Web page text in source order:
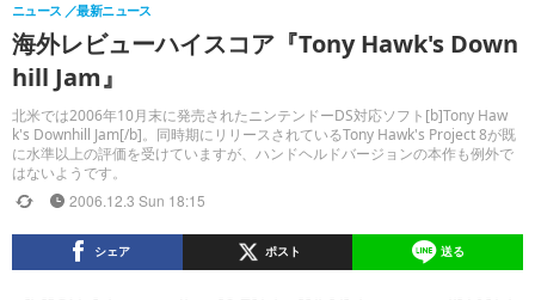
海外レビューハイスコア『Tony Hawk's Down
hill Jam』
北米では2006年10月末に発売されたニンテンドーDS対応ソフト[b]Tony Haw
k's Downhill Jam[/b]。同時期にリリースされているTony Hawk's Project 8が既
に水準以上の評価を受けていますが、ハンドヘルドバージョンの本作も例外で
はないようです。
ニュース 最新ニュース
2006.12.3 Sun 18:15
シェア ポスト 送る